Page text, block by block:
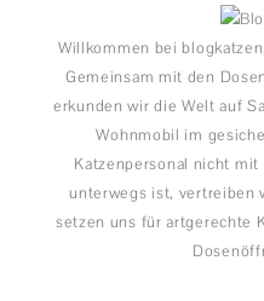
Willkommen bei
Gemeinsam mit den
erkunden wir die Welt auf
Wohnmobil im
Katzenpersonal nicht mit
unterwegs ist, vertreiben
setzen uns für artgerechte